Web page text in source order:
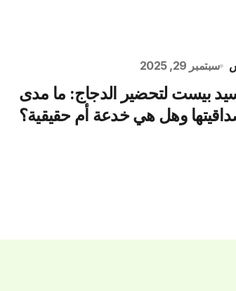
سبتمبر 29, 2025
بيست لتحضير الدجاج: ما مدى
وهل هي خدعة أم حقيقية؟